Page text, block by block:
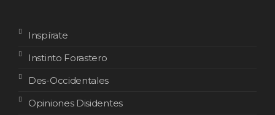
Inspírate
Instinto Forastero
Des-Occidentales
Opiniones Disidentes